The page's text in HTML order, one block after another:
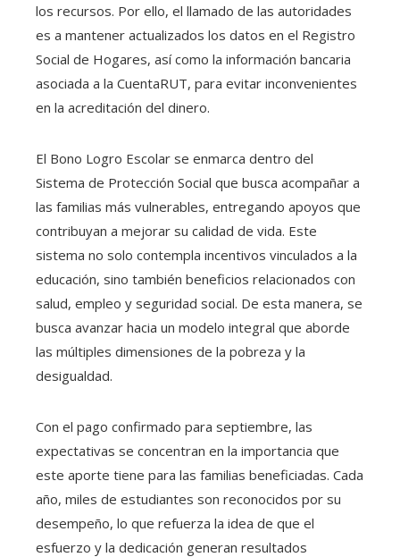
los recursos. Por ello, el llamado de las autoridades
es a mantener actualizados los datos en el Registro
Social de Hogares, así como la información bancaria
asociada a la CuentaRUT, para evitar inconvenientes
en la acreditación del dinero.
El Bono Logro Escolar se enmarca dentro del
Sistema de Protección Social que busca acompañar a
las familias más vulnerables, entregando apoyos que
contribuyan a mejorar su calidad de vida. Este
sistema no solo contempla incentivos vinculados a la
educación, sino también beneficios relacionados con
salud, empleo y seguridad social. De esta manera, se
busca avanzar hacia un modelo integral que aborde
las múltiples dimensiones de la pobreza y la
desigualdad.
Con el pago confirmado para septiembre, las
expectativas se concentran en la importancia que
este aporte tiene para las familias beneficiadas. Cada
año, miles de estudiantes son reconocidos por su
desempeño, lo que refuerza la idea de que el
esfuerzo y la dedicación generan resultados